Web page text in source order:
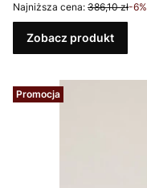
Najniższa cena: 386,10 zł-6%
Zobacz produkt
Promocja